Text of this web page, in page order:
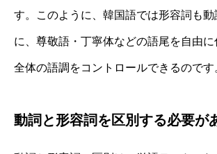
す。このように、韓国語では形容詞も動
に、尊敬語・丁寧体などの語尾を自由
全体の語調をコントロールできるのです
動詞と形容詞を区別する必要が